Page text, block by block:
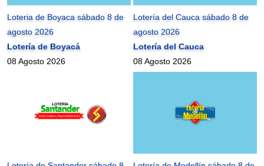
Loteria de Boyaca sábado 8 de
agosto 2026
Lotería de Boyacá
08 Agosto 2026
Lotería del Cauca sábado 8 de
agosto 2026
Lotería del Cauca
08 Agosto 2026